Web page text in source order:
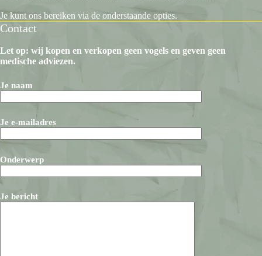
Je kunt ons bereiken via de onderstaande opties.
Contact
Let op: wij kopen en verkopen geen vogels en geven geen
medische adviezen.
Je naam
Je e-mailadres
Onderwerp
Je bericht